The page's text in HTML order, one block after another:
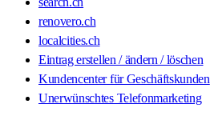
renovero.ch
localcities.ch
Eintrag erstellen / ändern / löschen
Kundencenter für Geschäftskunden
Unerwünschtes Telefonmarketing